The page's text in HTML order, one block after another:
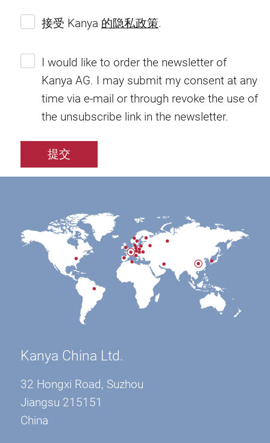
接受 Kanya 的隐私政策.
I would like to order the newsletter of
Kanya AG. I may submit my consent at any
time via e-mail or through revoke the use of
the unsubscribe link in the newsletter.
Kanya China Ltd.
32 Hongxi Road, Suzhou
Jiangsu 215151
China